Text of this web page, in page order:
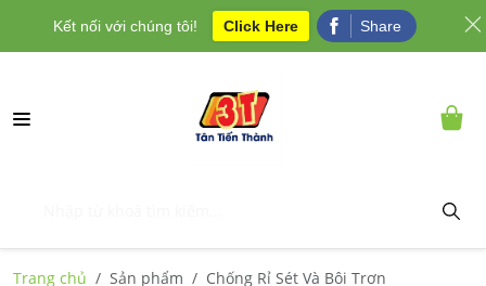
Trang chủ Sản phẩm Chống Rỉ Sét Và Bôi Trơn
Kết nối với chúng tôi! Click Here Share